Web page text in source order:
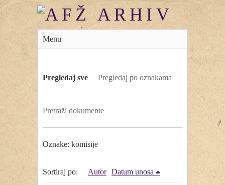
Menu
Pregledaj sve Pregledaj po oznakama
Pretraži dokumente
Oznake: komisije
Sortiraj po: Autor Datum unosa